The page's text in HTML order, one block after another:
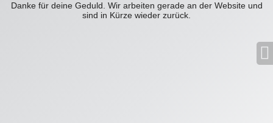
Danke für deine Geduld. Wir arbeiten gerade an der Website und
sind in Kürze wieder zurück.